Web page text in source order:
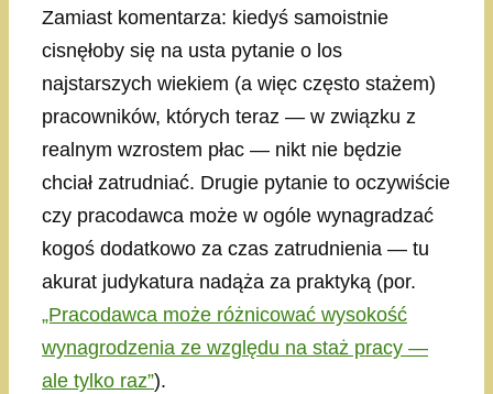
Zamiast komentarza: kiedyś samoistnie
cisnęłoby się na usta pytanie o los
najstarszych wiekiem (a więc często stażem)
pracowników, których teraz — w związku z
realnym wzrostem płac — nikt nie będzie
chciał zatrudniać. Drugie pytanie to oczywiście
czy pracodawca może w ogóle wynagradzać
kogoś dodatkowo za czas zatrudnienia — tu
akurat judykatura nadąża za praktyką (por.
„Pracodawca może różnicować wysokość
wynagrodzenia ze względu na staż pracy —
ale tylko raz”).